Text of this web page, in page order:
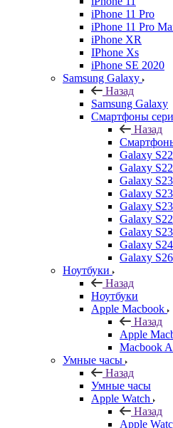
iPhone 11 Pro
iPhone 11 Pro
iPhone XR
IPhone Xs
iPhone SE 2020
Samsung Galaxy
Назад
Samsung Galaxy
Смартфоны
Назад
Galaxy S22
Galaxy
Galaxy S23
Galaxy
Galaxy
Galaxy
Galaxy
Galaxy
Galaxy S26
Ноутбуки
Назад
Ноутбуки
Apple Macbook
Назад
Apple
Macbook
Умные часы
Назад
Умные часы
Apple Watch
Назад
Apple